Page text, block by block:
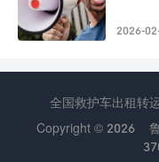
2026-
全国救护车出租转
Copyright © 2026